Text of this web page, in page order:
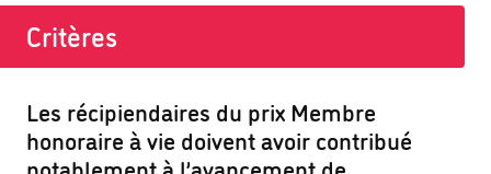
Critères
Les récipiendaires du prix Membre
honoraire à vie doivent avoir contribué
notablement à l’avancement de